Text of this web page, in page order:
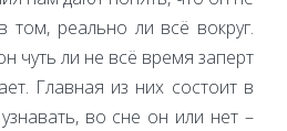
реально ли всё вокруг.
чуть ли не всё время заперт
Главная из них состоит в
во сне он или нет –